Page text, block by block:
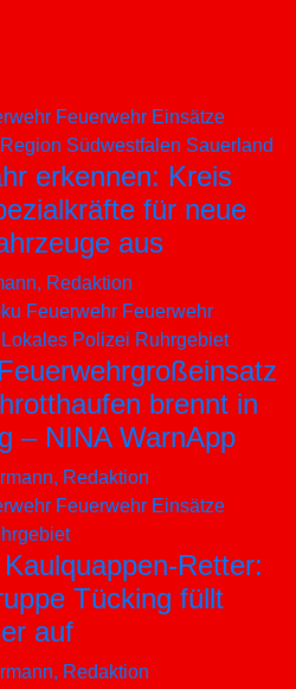
Feuerwehr Einsätze
Region Südwestfalen Sauerland
erkennen: Kreis
für neue
aus
Redaktion
Feuerwehr Feuerwehr
Lokales Polizei Ruhrgebiet
brennt in
– NINA WarnApp
Redaktion
Feuerwehr Einsätze
Retter:
Tücking füllt
auf
Redaktion